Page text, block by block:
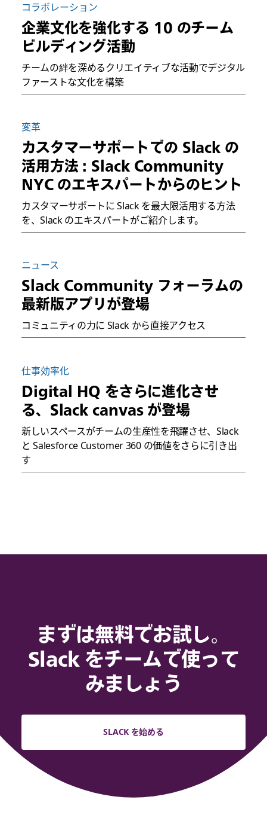
コラボレーション
企業文化を強化する 10 のチーム
ビルディング活動
チームの絆を深めるクリエイティブな活動でデジタル
ファーストな文化を構築
変革
カスタマーサポートでの Slack の
活用方法 : Slack Community
NYC のエキスパートからのヒント
カスタマーサポートに Slack を最大限活用する方法
を、Slack のエキスパートがご紹介します。
ニュース
Slack Community フォーラムの
最新版アプリが登場
コミュニティの力に Slack から直接アクセス
仕事効率化
Digital HQ をさらに進化させ
る、Slack canvas が登場
新しいスペースがチームの生産性を飛躍させ、Slack
と Salesforce Customer 360 の価値をさらに引き出
す
まずは無料でお試し。
Slack をチームで使って
みましょう
SLACK を始める